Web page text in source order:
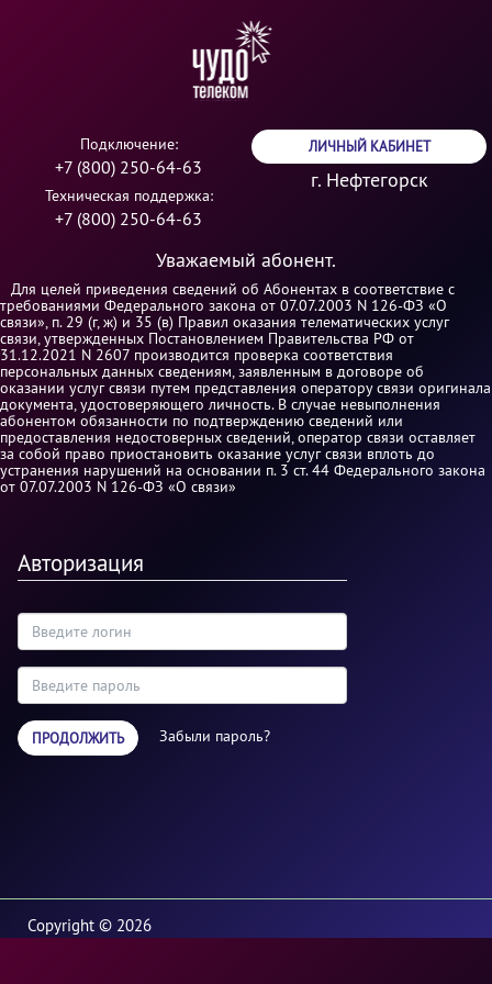
Подключение:
+7 (800) 250-64-63
Техническая поддержка:
+7 (800) 250-64-63
ЛИЧНЫЙ КАБИНЕТ
г. Нефтегорск
Уважаемый абонент.
Для целей приведения сведений об Абонентах в соответствие с
требованиями Федерального закона от 07.07.2003 N 126-ФЗ «О
связи», п. 29 (г, ж) и 35 (в) Правил оказания телематических услуг
связи, утвержденных Постановлением Правительства РФ от
31.12.2021 N 2607 производится проверка соответствия
персональных данных сведениям, заявленным в договоре об
оказании услуг связи путем представления оператору связи оригинала
документа, удостоверяющего личность. В случае невыполнения
абонентом обязанности по подтверждению сведений или
предоставления недостоверных сведений, оператор связи оставляет
за собой право приостановить оказание услуг связи вплоть до
устранения нарушений на основании п. 3 ст. 44 Федерального закона
от 07.07.2003 N 126-ФЗ «О связи»
Авторизация
ПРОДОЛЖИТЬ Забыли пароль?
Copyright © 2026